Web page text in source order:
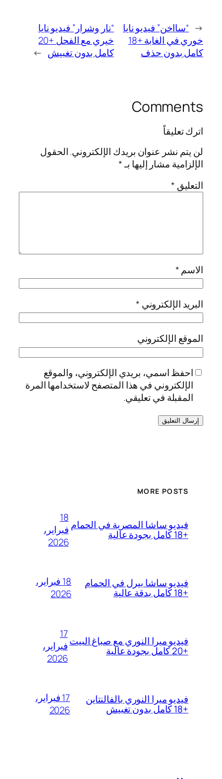
← “سااخن” فيديو نايا
خوري في الغابة +18
كامل بدون حذف
“نار وشرار” فيديو نايا
خيري مع الفحل +20
كامل بدون تغبيش →
Comments
اترك تعليقاً
لن يتم نشر عنوان بريدك الإلكتروني.الحقول
الإلزامية مشار إليها بـ*
التعليق *
الاسم*
البريد الإلكتروني *
الموقع الإلكتروني
احفظ اسمي، بريدي الإلكتروني، والموقع
الإلكتروني في هذا المتصفح لاستخدامها المرة
المقبلة في تعليقي.
MORE POSTS
فيديو ساشا المصرية في الحمام
+18 كامل بجودة عالية
18
فبراير،
2026
فيديو ساشا بيرل في الحمام
+18 كامل بدقة عالية
18 فبراير،
2026
فيديو ميرا النوري مع صباغ البيت
+20 كامل بجودة عالية
17
فبراير،
2026
فيديو ميرا النوري بالفالنتاين
+18 كامل بدون تغبيش
17 فبراير،
2026